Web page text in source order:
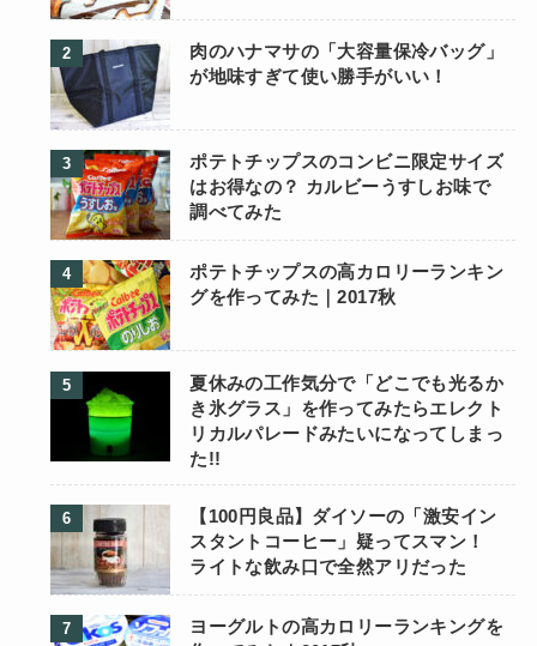
肉のハナマサの「大容量保冷バッグ」
が地味すぎて使い勝手がいい！
ポテトチップスのコンビニ限定サイズ
はお得なの？ カルビーうすしお味で
調べてみた
ポテトチップスの高カロリーランキン
グを作ってみた｜2017秋
夏休みの工作気分で「どこでも光るか
き氷グラス」を作ってみたらエレクト
リカルパレードみたいになってしまっ
た!!
【100円良品】ダイソーの「激安イン
スタントコーヒー」疑ってスマン！
ライトな飲み口で全然アリだった
ヨーグルトの高カロリーランキングを